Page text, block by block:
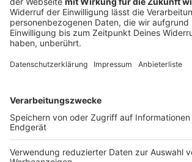
sind. Ein letzter Aspekt ist
tatsächlich Familien noch stärker in
Gesundheits- und psychosoziale
den Blick rücken.“
Die Pläne der Landesregierung